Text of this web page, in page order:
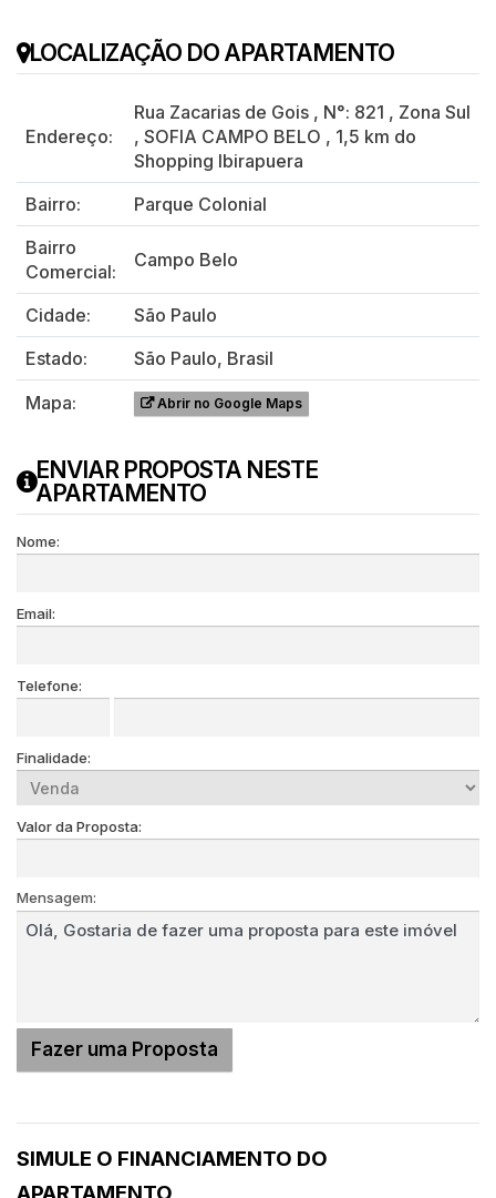
LOCALIZAÇÃO DO APARTAMENTO
Endereço:
Rua Zacarias de Gois , N°: 821 , Zona Sul
, SOFIA CAMPO BELO , 1,5 km do
Shopping Ibirapuera
Bairro:
Parque Colonial
Bairro
Comercial:
Campo Belo
Cidade:
São Paulo
Estado:
São Paulo, Brasil
Mapa:
Abrir no Google Maps
ENVIAR PROPOSTA NESTE
APARTAMENTO
Nome:
Email:
Telefone:
Finalidade:
Valor da Proposta:
Mensagem:
SIMULE O FINANCIAMENTO DO